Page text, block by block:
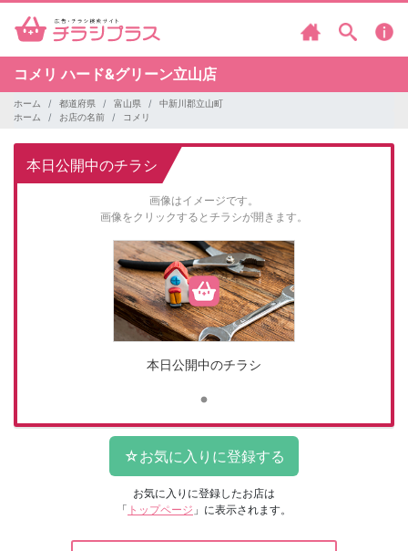
コメリハード&グリーン立山店
ホーム 都道府県 富山県
中新川郡立山町
ホーム
お店の名前 コメリ
本日公開中のチラシ
画像はイメージです。
画像をクリックするとチラシが開きます。
本日公開中のチラシ
お気に入りに登録したお店は
「 トップページ 」に表示されます。